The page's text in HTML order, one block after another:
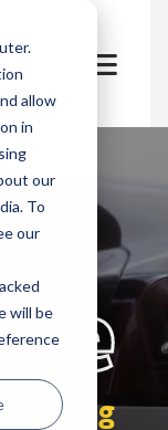
allow
in
our
To
our
will be